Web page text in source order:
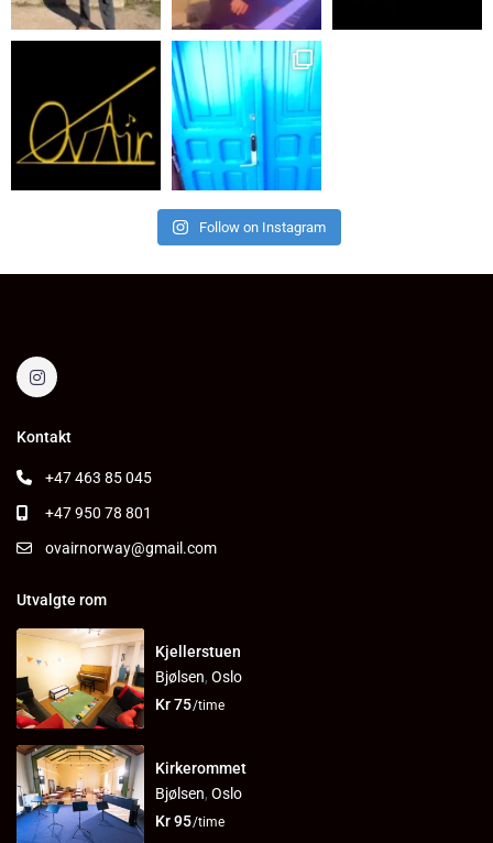
Follow on Instagram
Kontakt
+47 463 85 045
+47 950 78 801
ovairnorway@gmail.com
Utvalgte rom
Kjellerstuen
Bjølsen, Oslo
Kr 75/time
Kirkerommet
Bjølsen, Oslo
Kr 95/time